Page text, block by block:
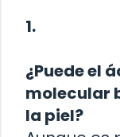
1.
¿Puede el
molecular
la piel?